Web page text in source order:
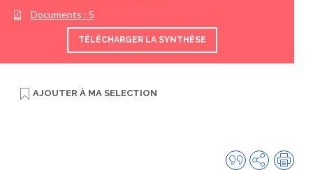
Documents : 5
TÉLÉCHARGER LA SYNTHÈSE
AJOUTER À MA SELECTION
CiterPartager